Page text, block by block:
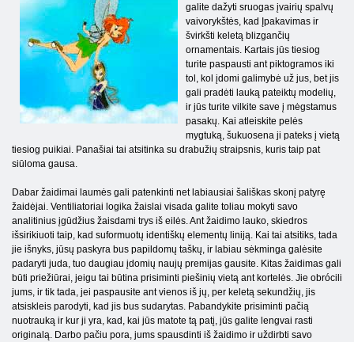
galite dažyti sruogas įvairių spalvų
vaivorykštės, kad Įpakavimas ir
švirkšti keletą blizgančių
ornamentais. Kartais jūs tiesiog
turite paspausti ant piktogramos iki
tol, kol įdomi galimybė už jus, bet jis
gali pradėti lauką pateiktų modelių,
ir jūs turite vilkite save į mėgstamus
pasakų. Kai atleiskite pelės
mygtuką, šukuosena ji pateks į vietą
tiesiog puikiai. Panašiai tai atsitinka su drabužių straipsnis, kuris taip pat
siūloma gausa.
Dabar žaidimai laumės gali patenkinti net labiausiai šališkas skonį patyrę
žaidėjai. Ventiliatoriai logika žaislai visada galite toliau mokyti savo
analitinius įgūdžius žaisdami trys iš eilės. Ant žaidimo lauko, skiedros
išsirikiuoti taip, kad suformuotų identiškų elementų liniją. Kai tai atsitiks, tada
jie išnyks, jūsų paskyra bus papildomų taškų, ir labiau sėkminga galėsite
padaryti juda, tuo daugiau įdomių naujų premijas gausite. Kitas žaidimas gali
būti priežiūrai, jeigu tai būtina prisiminti piešinių vietą ant kortelės. Jie obrócili
jums, ir tik tada, jei paspausite ant vienos iš jų, per keletą sekundžių, jis
atsiskleis parodyti, kad jis bus sudarytas. Pabandykite prisiminti pačią
nuotrauką ir kur ji yra, kad, kai jūs matote tą patį, jūs galite lengvai rasti
originalą. Darbo pačiu pora, jums spausdinti iš žaidimo ir uždirbti savo